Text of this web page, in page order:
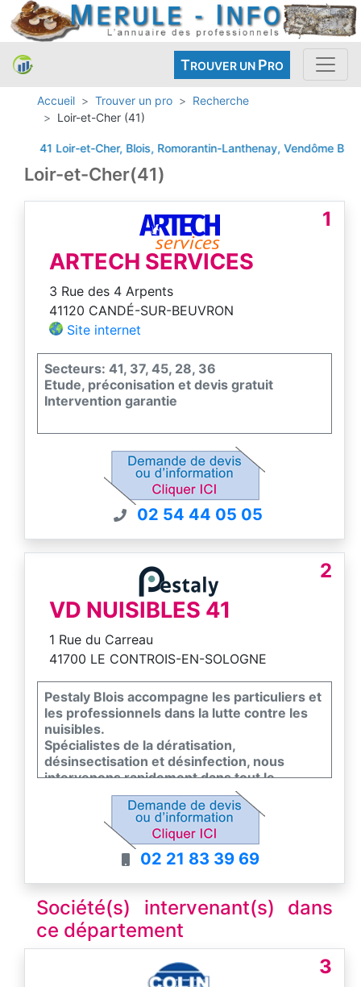
TROUVER UN PRO
Accueil Trouver un pro
Recherche
Loir-et-Cher (41)
41 Loir-et-Cher, Blois, Romorantin-Lanthenay, VendômeBILLY
Loir-et-Cher(41)
1
ARTECH SERVICES
3 Rue des 4 Arpents
41120 CANDÉ-SUR-BEUVRON
Site internet
Secteurs: 41, 37, 45, 28, 36
Etude, préconisation et devis gratuit
Intervention garantie
02 54 44 05 05
2
VD NUISIBLES 41
1 Rue du Carreau
41700 LE CONTROIS-EN-SOLOGNE
Pestaly Blois accompagne les particuliers et
les professionnels dans la lutte contre les
nuisibles.
Spécialistes de la dératisation,
désinsectisation et désinfection, nous
intervenons rapidement dans tout le
département.
Rats, souris, cafards, punaises de lit,
guêpes, frelons… nos techniciens certifiés
mettent en place des solutions efficaces et
02 21 83 39 69
Société(s) intervenant(s) dans
ce département
3